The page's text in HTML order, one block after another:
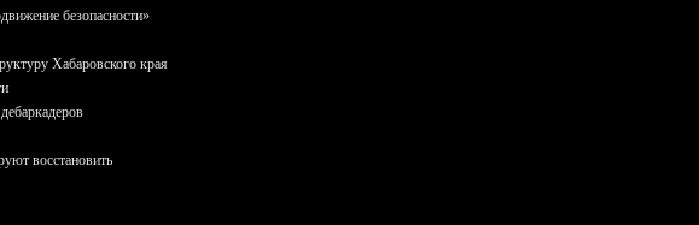
безопасности»
Хабаровского края
восстановить